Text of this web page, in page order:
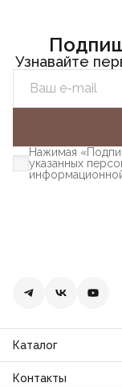
Узнавайте
Нажимая
указанных
Каталог
Распродажа
Контакты